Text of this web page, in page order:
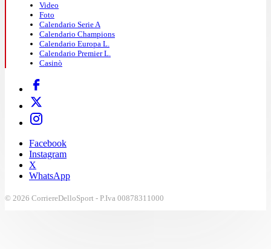
Video
Foto
Calendario Serie A
Calendario Champions
Calendario Europa L.
Calendario Premier L.
Casinò
Facebook
Instagram
X
WhatsApp
© 2026 CorriereDelloSport - P.Iva 00878311000